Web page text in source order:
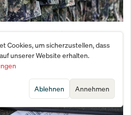
den Fachkräftemangel:
Beben
Cookies, um sicherzustellen, dass
unserer Website erhalten.
Annehmen
Ablehnen